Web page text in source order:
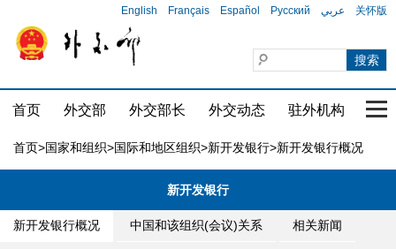
English Français Español Русский عربي 关怀版
首页 外交部 外交部长 外交动态 驻外机构 国
首页>国家和组织>国际和地区组织>新开发银行>新开发银行概况
新开发银行
新开发银行概况 中国和该组织(会议)关系 相关新闻